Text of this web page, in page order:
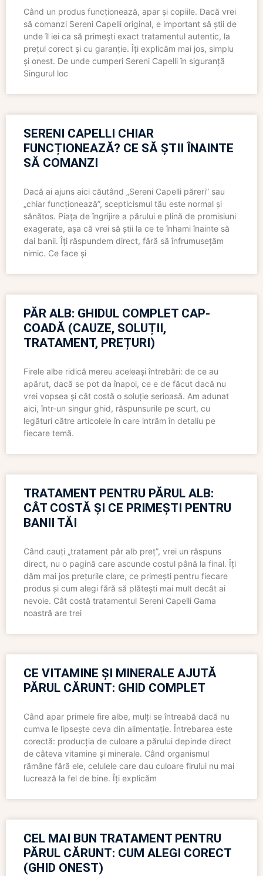
Când un produs funcționează, apar și copiile. Dacă vrei
să comanzi Sereni Capelli original, e important să știi de
unde îl iei ca să primești exact tratamentul autentic, la
prețul corect și cu garanție. Îți explicăm mai jos, simplu
și onest. De unde cumperi Sereni Capelli în siguranță
Singurul loc
SERENI CAPELLI CHIAR
FUNCȚIONEAZĂ? CE SĂ ȘTII ÎNAINTE
SĂ COMANZI
Dacă ai ajuns aici căutând „Sereni Capelli păreri” sau
„chiar funcționează”, scepticismul tău este normal și
sănătos. Piața de îngrijire a părului e plină de promisiuni
exagerate, așa că vrei să știi la ce te înhami înainte să
dai banii. Îți răspundem direct, fără să înfrumusețăm
nimic. Ce face și
PĂR ALB: GHIDUL COMPLET CAP-
COADĂ (CAUZE, SOLUȚII,
TRATAMENT, PREȚURI)
Firele albe ridică mereu aceleași întrebări: de ce au
apărut, dacă se pot da înapoi, ce e de făcut dacă nu
vrei vopsea și cât costă o soluție serioasă. Am adunat
aici, într-un singur ghid, răspunsurile pe scurt, cu
legături către articolele în care intrăm în detaliu pe
fiecare temă.
TRATAMENT PENTRU PĂRUL ALB:
CÂT COSTĂ ȘI CE PRIMEȘTI PENTRU
BANII TĂI
Când cauți „tratament păr alb preț”, vrei un răspuns
direct, nu o pagină care ascunde costul până la final. Îți
dăm mai jos prețurile clare, ce primești pentru fiecare
produs și cum alegi fără să plătești mai mult decât ai
nevoie. Cât costă tratamentul Sereni Capelli Gama
noastră are trei
CE VITAMINE ȘI MINERALE AJUTĂ
PĂRUL CĂRUNT: GHID COMPLET
Când apar primele fire albe, mulți se întreabă dacă nu
cumva le lipsește ceva din alimentație. Întrebarea este
corectă: producția de culoare a părului depinde direct
de câteva vitamine și minerale. Când organismul
rămâne fără ele, celulele care dau culoare firului nu mai
lucrează la fel de bine. Îți explicăm
CEL MAI BUN TRATAMENT PENTRU
PĂRUL CĂRUNT: CUM ALEGI CORECT
(GHID ONEST)